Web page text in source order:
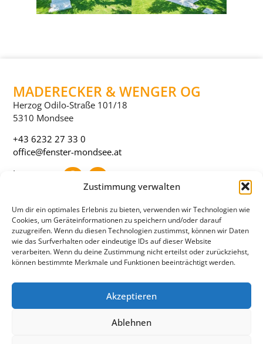
Zustimmung verwalten
Um dir ein optimales Erlebnis zu bieten, verwenden wir Technologien wie
Cookies, um Geräteinformationen zu speichern und/oder darauf
zuzugreifen. Wenn du diesen Technologien zustimmst, können wir Daten
wie das Surfverhalten oder eindeutige IDs auf dieser Website
verarbeiten. Wenn du deine Zustimmung nicht erteilst oder zurückziehst,
können bestimmte Merkmale und Funktionen beeinträchtigt werden.
Akzeptieren
Ablehnen
MADERECKER & WENGER OG
Herzog Odilo-Straße 101/18
5310 Mondsee
+43 6232 27 33 0
office@fenster-mondsee.at
Impressum
Referenzen
Downloads
PARTNER